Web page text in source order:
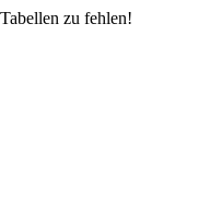
zu fehlen!